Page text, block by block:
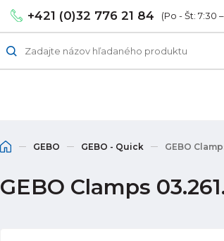
+421 (0)32 776 21 84 (Po - Št: 7:30
GEBO GEBO - Quick GEBO
GEBO Clamps